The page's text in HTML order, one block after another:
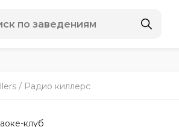
/ Радио киллерс
клуб